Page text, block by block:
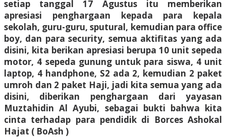
setiap tanggal 17 Agustus itu memberikan
apresiasi penghargaan kepada para kepala
sekolah, guru-guru, sputural, kemudian para office
boy, dan para security, semua aktifitas yang ada
disini, kita berikan apresiasi berupa 10 unit sepeda
motor, 4 sepeda gunung untuk para siswa, 4 unit
laptop, 4 handphone, S2 ada 2, kemudian 2 paket
umroh dan 2 paket Haji, jadi kita semua yang ada
disini, diberikan penghargaan dari yayasan
Muztahidin Al Ayubi, sebagai bukti bahwa kita
cinta terhadap para pendidik di Borces Ashokal
Hajat ( BoAsh )